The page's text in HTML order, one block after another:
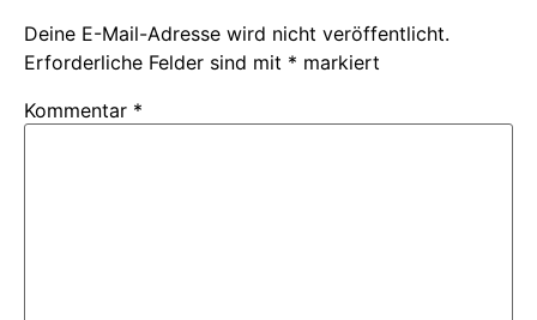
Deine E-Mail-Adresse wird nicht veröffentlicht.
Erforderliche Felder sind mit * markiert
Kommentar *